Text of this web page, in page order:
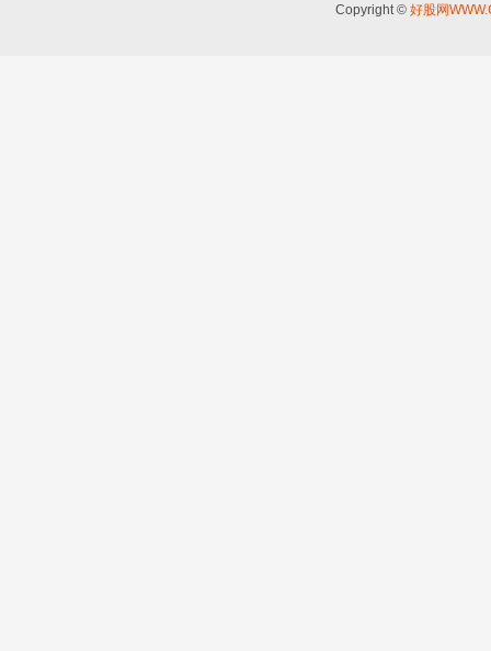
Copyright © 好股网